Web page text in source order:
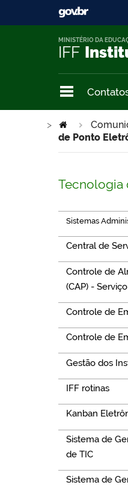
IFF
MINISTÉRIO DA
>
de Ponto
Tecnologia
Sistemas
Central de
Controle de
(CAP) -
Controle de
Controle de
Gestão dos
IFF rotinas
Kanban
Sistema de
de TIC
Sistema de